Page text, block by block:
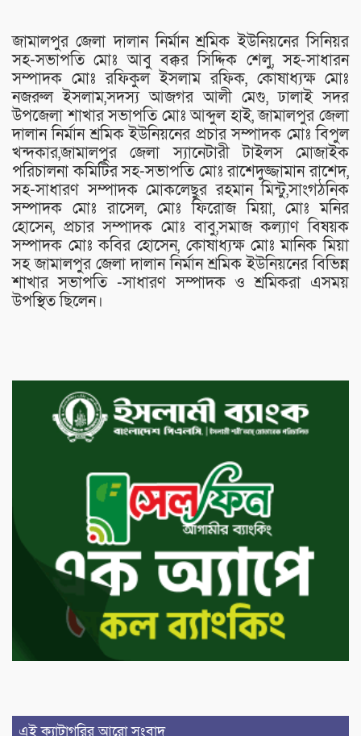
জামালপুর জেলা দালান নির্মান শ্রমিক ইউনিয়নের সিনিয়র
সহ-সভাপতি মোঃ আবু বক্কর সিদ্দিক শেলু, সহ-সাধারন
সম্পাদক মোঃ রফিকুল ইসলাম রফিক, কোষাধ্যক্ষ মোঃ
নজরুল ইসলাম,সদস্য আজগর আলী মেগু, ঢালাই সদর
উপজেলা শাখার সভাপতি মোঃ আব্দুল হাই, জামালপুর জেলা
দালান নির্মান শ্রমিক ইউনিয়নের প্রচার সম্পাদক মোঃ বিপুল
খন্দকার,জামালপুর জেলা স্যানেটারী টাইলস মোজাইক
পরিচালনা কমিটির সহ-সভাপতি মোঃ রাশেদুজ্জামান রাশেদ,
সহ-সাধারণ সম্পাদক মোকলেছুর রহমান মিন্টু,সাংগঠনিক
সম্পাদক মোঃ রাসেল, মোঃ ফিরোজ মিয়া, মোঃ মনির
হোসেন, প্রচার সম্পাদক মোঃ বাবু,সমাজ কল্যাণ বিষয়ক
সম্পাদক মোঃ কবির হোসেন, কোষাধ্যক্ষ মোঃ মানিক মিয়া
সহ জামালপুর জেলা দালান নির্মান শ্রমিক ইউনিয়নের বিভিন্ন
শাখার সভাপতি -সাধারণ সম্পাদক ও শ্রমিকরা এসময়
উপস্থিত ছিলেন।
এই ক্যাটাগরির আরো সংবাদ